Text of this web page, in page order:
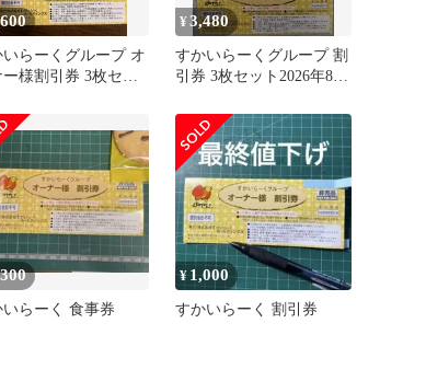
いらーくグループ オ
様割引券 3枚セッ
¥3,480
すかいらーくグループ 割
引券 3枚セット2026年8月
いらーく 食事券
¥ 1,000
すかいらーく 割引券